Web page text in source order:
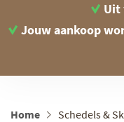
Uit
Jouw aankoop
Home Schedels &